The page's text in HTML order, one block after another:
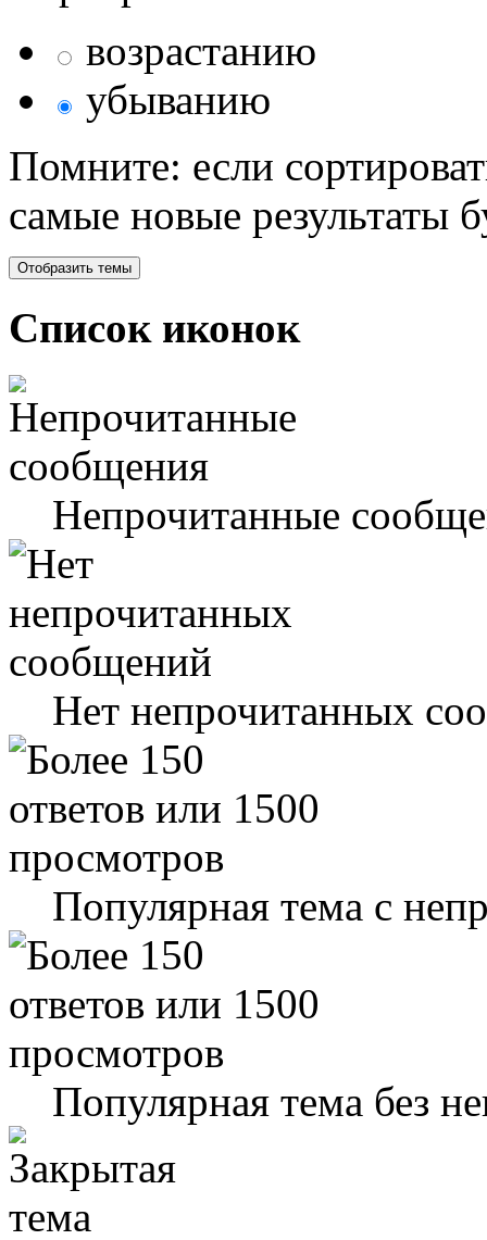
возрастанию
убыванию
Помните: если
самые новые результаты
Список иконок
Непрочитанные
Нет непрочитанных
Популярная тема с
Популярная тема без